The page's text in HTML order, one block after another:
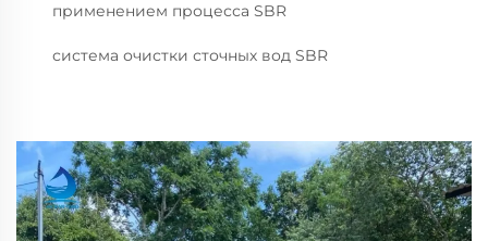
применением процесса SBR
система очистки сточных вод SBR